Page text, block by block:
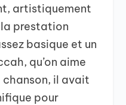
artistiquement
la prestation
basique et un
qu’on aime
chanson, il avait
pour